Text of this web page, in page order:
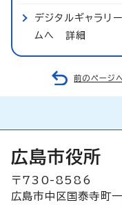
デジタルギャラリ
ムへ 詳細
前のページ
広島市役所
〒730-8586
広島市中区国泰寺町